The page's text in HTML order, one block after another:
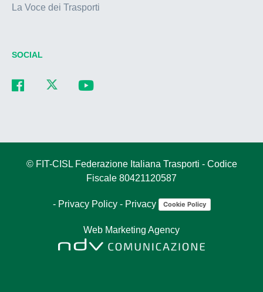
La Voce dei Trasporti
SOCIAL
© FIT-CISL Federazione Italiana Trasporti - Codice
Fiscale 80421120587
- Privacy Policy - Privacy Cookie Policy
Web Marketing Agency